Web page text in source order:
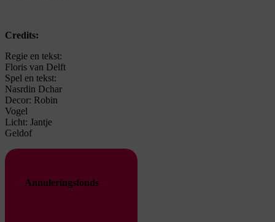
Credits:
Regie en tekst:
Floris van Delft
Spel en tekst:
Nasrdin Dchar
Decor: Robin
Vogel
Licht: Jantje
Geldof
Annuleringsfonds